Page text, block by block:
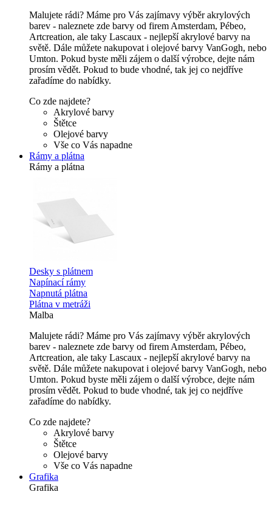
Malujete rádi? Máme pro Vás zajímavy výběr akrylových
barev - naleznete zde barvy od firem Amsterdam, Pébeo,
Artcreation, ale taky Lascaux - nejlepší akrylové barvy na
světě. Dále můžete nakupovat i olejové barvy VanGogh, nebo
Umton. Pokud byste měli zájem o další výrobce, dejte nám
prosím vědět. Pokud to bude vhodné, tak jej co nejdříve
zařadíme do nabídky.
Co zde najdete?
Akrylové barvy
Štětce
Olejové barvy
Vše co Vás napadne
Rámy a plátna
Rámy a plátna
Desky s plátnem
Napínací rámy
Napnutá plátna
Plátna v metráži
Malba
Malujete rádi? Máme pro Vás zajímavy výběr akrylových
barev - naleznete zde barvy od firem Amsterdam, Pébeo,
Artcreation, ale taky Lascaux - nejlepší akrylové barvy na
světě. Dále můžete nakupovat i olejové barvy VanGogh, nebo
Umton. Pokud byste měli zájem o další výrobce, dejte nám
prosím vědět. Pokud to bude vhodné, tak jej co nejdříve
zařadíme do nabídky.
Co zde najdete?
Akrylové barvy
Štětce
Olejové barvy
Vše co Vás napadne
Grafika
Grafika